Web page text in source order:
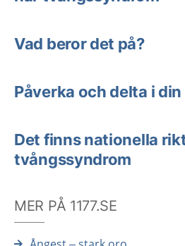
Vad beror det på?
Påverka och delta i din
Det finns nationella
tvångssyndrom
MER PÅ 1177.SE